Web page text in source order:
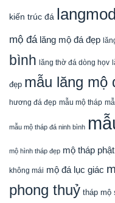
kiến trúc đá
mộ đá lăng mộ đá đẹp
bình lăng thờ đá dòng họv
đẹp mẫu lăng mộ
hương đá đẹp mẫu mộ tháp
mẫu mộ tháp đá ninh bình
mộ hình tháp đẹp mộ tháp
không mái mộ đá lục giác
phong thuỷ tháp mộ